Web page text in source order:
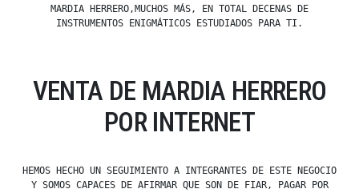
MARDIA HERRERO,MUCHOS MÁS, EN TOTAL DECENAS DE
INSTRUMENTOS ENIGMÁTICOS ESTUDIADOS PARA TI.
VENTA DE MARDIA HERRERO
POR INTERNET
HEMOS HECHO UN SEGUIMIENTO A INTEGRANTES DE ESTE NEGOCIO
Y SOMOS CAPACES DE AFIRMAR QUE SON DE FIAR, PAGAR POR